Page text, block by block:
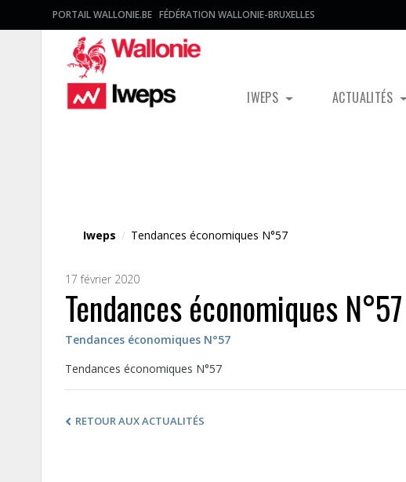
PORTAIL WALLONIE.BE FÉDÉRATION WALLONIE-BRUXELLES
IWEPS ACTUALITÉS
Iweps / Tendances économiques N°57
17 février 2020
Tendances économiques N°57
Tendances économiques N°57
Tendances économiques N°57
RETOUR AUX ACTUALITÉS